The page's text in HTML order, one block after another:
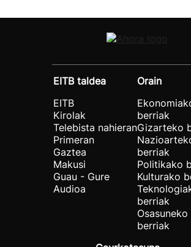
EITB taldea
EITB
Kirolak
Telebista nahieran
Primeran
Gaztea
Makusi
Guau - Gure
Audioa
Orain
berriak
Gizarteko
berriak
Politikako
Kulturako
berriak
Osasuneko
berriak